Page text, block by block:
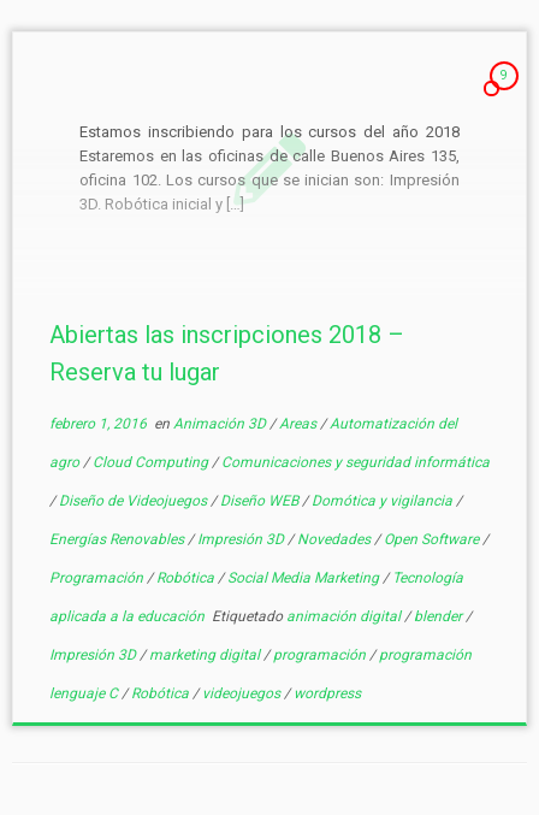
9
Estamos inscribiendo para los cursos del año 2018
Estaremos en las oficinas de calle Buenos Aires 135,
oficina 102. Los cursos que se inician son: Impresión
3D. Robótica inicial y […]
Abiertas las inscripciones 2018 –
Reserva tu lugar
febrero 1, 2016en Animación 3D /Areas /Automatización del
agro /Cloud Computing /Comunicaciones y seguridad informática
/Diseño de Videojuegos /Diseño WEB/Domótica y vigilancia /
Energías Renovables /Impresión 3D /Novedades /Open Software /
Programación /Robótica /Social Media Marketing / Tecnología
aplicada a la educación Etiquetado animación digital/blender/
Impresión 3D /marketing digital/programación /programación
lenguaje C /Robótica /videojuegos /wordpress